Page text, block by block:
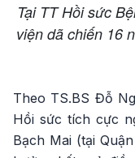
Tại TT Hồi sức
viện dã chiến 16
Theo TS.BS Đỗ
Hồi sức tích cực
Bạch Mai (tại